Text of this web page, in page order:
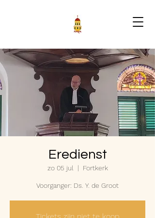
Eredienst
zo 05 jul
  |
Fortkerk
Voorganger: Ds. Y. de Groot